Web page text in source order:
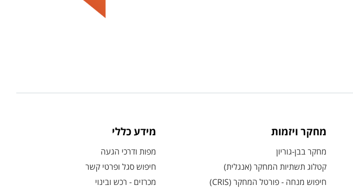
מחקר ויזמות
מחקר בבן-גוריון
קטלוג תשתיות המחקר (אנגלית)
חיפוש מנחה - פורטל המחקר (CRIS)
מידע כללי
מפות ודרכי הגעה
חיפוש סגל ופרטי קשר
מכרזים - רכש ובינוי